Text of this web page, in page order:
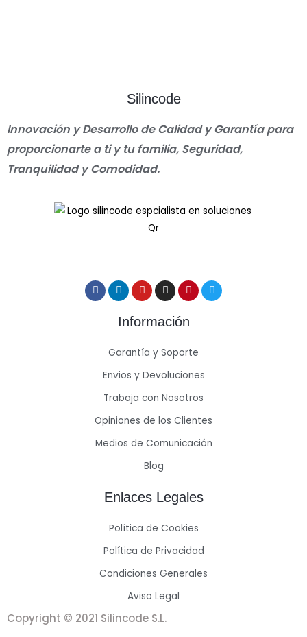
Silincode
Innovación y Desarrollo de Calidad y Garantía para
proporcionarte a ti y tu familia, Seguridad,
Tranquilidad y Comodidad.
Información
Garantía y Soporte
Envios y Devoluciones
Trabaja con Nosotros
Opiniones de los Clientes
Medios de Comunicación
Blog
Enlaces Legales
Política de Cookies
Política de Privacidad
Condiciones Generales
Aviso Legal
Copyright © 2021 Silincode S.L.